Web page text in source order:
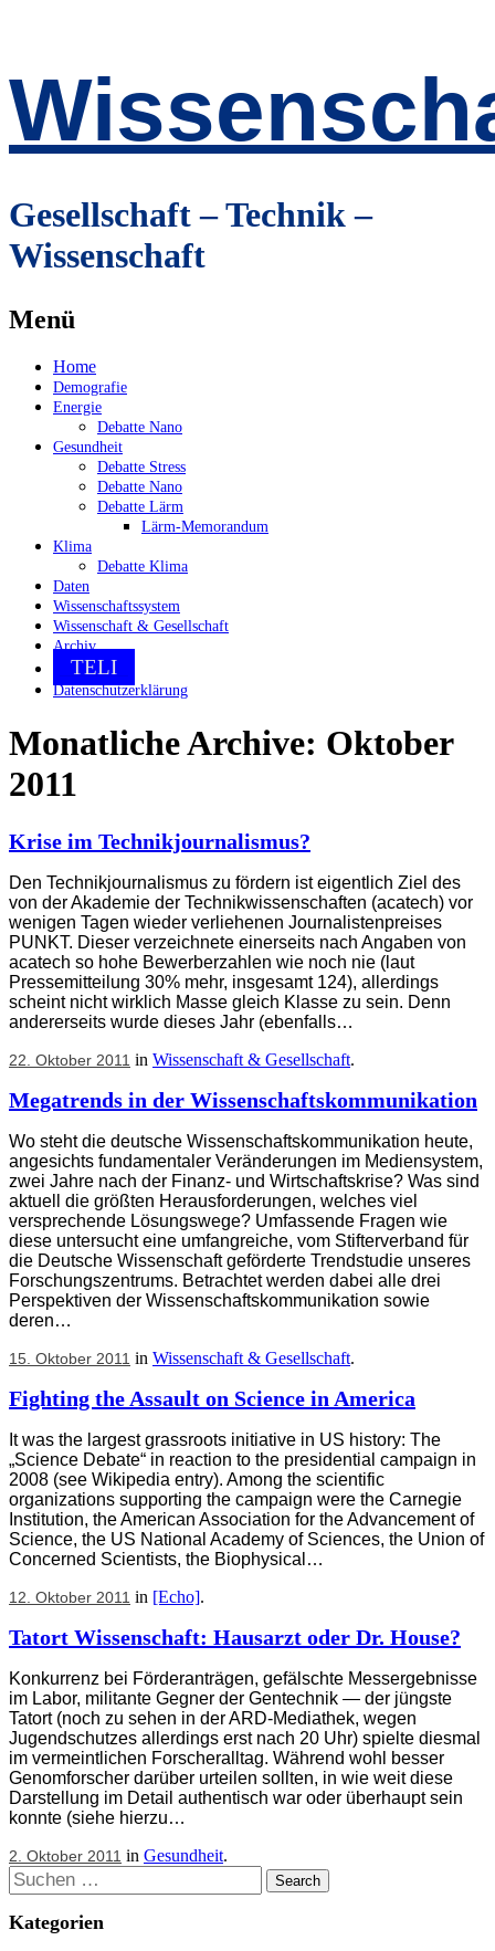
Gesellschaft – Technik –
Wissenschaft
Menü
Zum
Inhalt
springen
Home
Demografie
Energie
Debatte Nano
Gesundheit
Debatte Stress
Debatte Nano
Debatte Lärm
Lärm-Memorandum
Klima
Debatte Klima
Daten
Wissenschaftssystem
Wissenschaft & Gesellschaft
Archiv
TELI
Datenschutzerklärung
Monatliche Archive: Oktober
2011
Krise im Technikjournalismus?
Den Technikjournalismus zu fördern ist eigentlich Ziel des
von der Akademie der Technikwissenschaften (acatech) vor
wenigen Tagen wieder verliehenen Journalistenpreises
PUNKT. Dieser verzeichnete einerseits nach Angaben von
acatech so hohe Bewerberzahlen wie noch nie (laut
Pressemitteilung 30% mehr, insgesamt 124), allerdings
scheint nicht wirklich Masse gleich Klasse zu sein. Denn
andererseits wurde dieses Jahr (ebenfalls…
22. Oktober 2011 in Wissenschaft & Gesellschaft.
Megatrends in der Wissenschaftskommunikation
Wo steht die deutsche Wissenschaftskommunikation heute,
angesichts fundamentaler Veränderungen im Mediensystem,
zwei Jahre nach der Finanz- und Wirtschaftskrise? Was sind
aktuell die größten Herausforderungen, welches viel
versprechende Lösungswege? Umfassende Fragen wie
diese untersucht eine umfangreiche, vom Stifterverband für
die Deutsche Wissenschaft geförderte Trendstudie unseres
Forschungszentrums. Betrachtet werden dabei alle drei
Perspektiven der Wissenschaftskommunikation sowie
deren…
15. Oktober 2011 in Wissenschaft & Gesellschaft.
Fighting the Assault on Science in America
It was the largest grassroots initiative in US history: The
„Science Debate“ in reaction to the presidential campaign in
2008 (see Wikipedia entry). Among the scientific
organizations supporting the campaign were the Carnegie
Institution, the American Association for the Advancement of
Science, the US National Academy of Sciences, the Union of
Concerned Scientists, the Biophysical…
12. Oktober 2011 in [Echo].
Tatort Wissenschaft: Hausarzt oder Dr. House?
Konkurrenz bei Förderanträgen, gefälschte Messergebnisse
im Labor, militante Gegner der Gentechnik — der jüngste
Tatort (noch zu sehen in der ARD-Mediathek, wegen
Jugendschutzes allerdings erst nach 20 Uhr) spielte diesmal
im vermeintlichen Forscheralltag. Während wohl besser
Genomforscher darüber urteilen sollten, in wie weit diese
Darstellung im Detail authentisch war oder überhaupt sein
konnte (siehe hierzu…
2. Oktober 2011 in Gesundheit.
Suchen
Kategorien